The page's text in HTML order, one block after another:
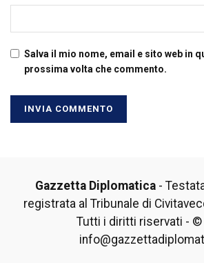
Salva il mio nome, email e sito web in
prossima volta che commento.
Gazzetta Diplomatica-
registrata al Tribunale di
Tutti i diritti riservati -